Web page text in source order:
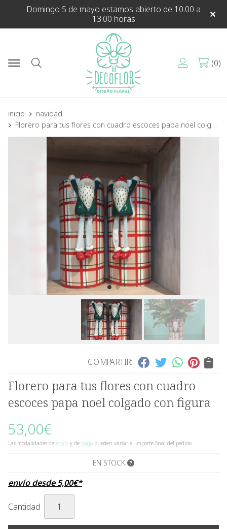
Domingo 5 de mayo estamos abierto de 10.00 a
13.00 horas
Buscar
0
inicio
navidad
Florero para tus flores con cuadro escoces papa noel colgado con figura
COMPARTIR:
Florero para tus flores con cuadro
escoces papa noel colgado con figura
53,00€
Las modalidades de envío y de pago pueden variar el importe final del pedido.
EN STOCK
envío desde5,00€*
Cantidad